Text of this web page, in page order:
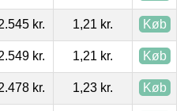
kr. 1,21 kr. Køb
kr. 1,21 kr. Køb
kr. 1,23 kr. Køb